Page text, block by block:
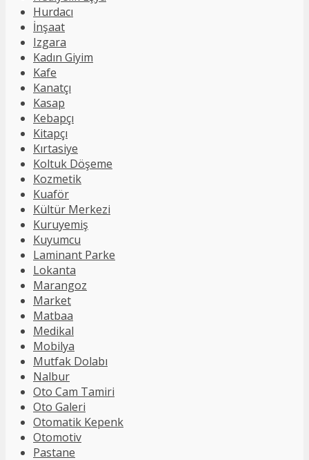
Hurdacı
İnşaat
Izgara
Kadın Giyim
Kafe
Kanatçı
Kasap
Kebapçı
Kitapçı
Kırtasiye
Koltuk Döşeme
Kozmetik
Kuaför
Kültür Merkezi
Kuruyemiş
Kuyumcu
Laminant Parke
Lokanta
Marangoz
Market
Matbaa
Medikal
Mobilya
Mutfak Dolabı
Nalbur
Oto Cam Tamiri
Oto Galeri
Otomatik Kepenk
Otomotiv
Pastane